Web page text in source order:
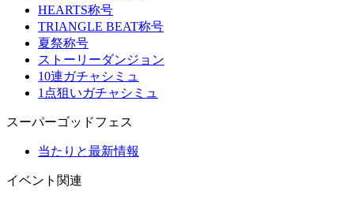
HEARTS称号
TRIANGLE BEAT称号
夏祭称号
ストーリーダンジョン
10連ガチャシミュ
1点狙いガチャシミュ
スーパーゴッドフェス
当たりと最新情報
イベント関連